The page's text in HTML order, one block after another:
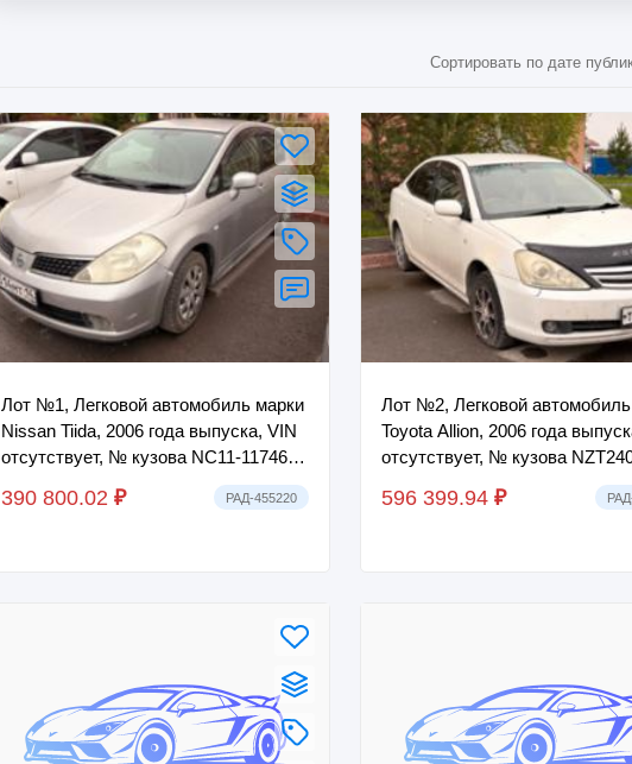
Сортировать по дате
Лот №1, Легковой автомобиль марки
Nissan Tiida, 2006 года выпуска, VIN
отсутствует, № кузова NC11-117464,
цвет серый, ГРЗ M514MT14, ПТС
№...
390 800.02 ₽ РАД-455220
Лот №2, Легковой
Toyota Allion, 2006 года
отсутствует, № кузова
0090875, цвет белый, ГРЗ
П...
596 399.94 ₽